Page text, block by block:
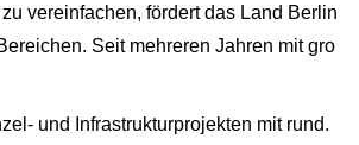
vereinfachen, fördert das Land Berlin
Seit mehreren Jahren mit gro
und Infrastrukturprojekten mit rund.